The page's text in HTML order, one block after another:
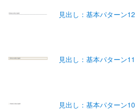
見出し：基本パターン12
見出し：基本パターン11
見出し：基本パターン10